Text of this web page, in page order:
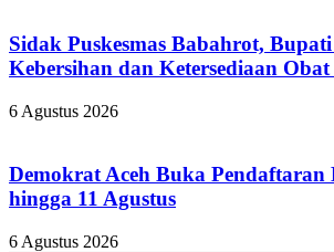
Sidak Puskesmas Babahrot,
Kebersihan dan Ketersediaan
6 Agustus 2026
Demokrat Aceh Buka Pendaftaran
hingga 11 Agustus
6 Agustus 2026